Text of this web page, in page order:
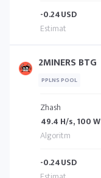
-0.24USD
2MINERS BTG
PPLNS POOL
Zhash
49.4 H/s, 100 W
-0.24USD